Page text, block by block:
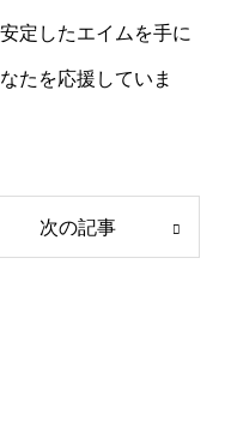
定したエイムを手に
たを応援していま
次の記事